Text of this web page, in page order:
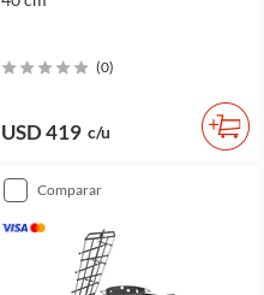
(0)
USD 419 c/u
comparar